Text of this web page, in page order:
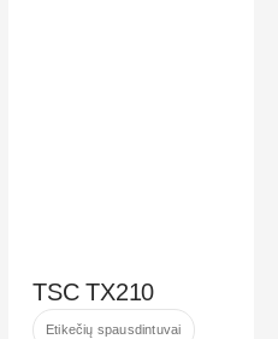
TSC TX210
Etikečių spausdintuvai